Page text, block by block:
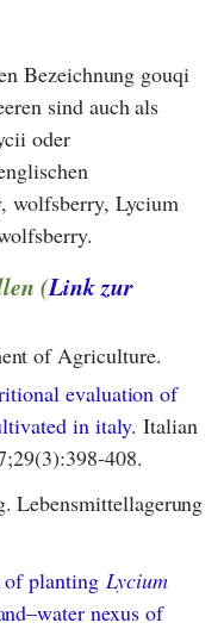
Bezeichnung gouqi
sind auch als
oder
wolfsberry, Lycium
(Link zur
of Agriculture.
evaluation of
in italy. Italian
408.
Lebensmittellagerung
of planting Lycium
nexus of